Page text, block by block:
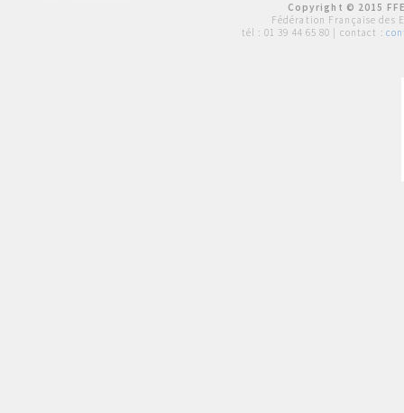
Copyright © 2015
Fédération Française des
tél : 01 39 44 65 80 | contact :